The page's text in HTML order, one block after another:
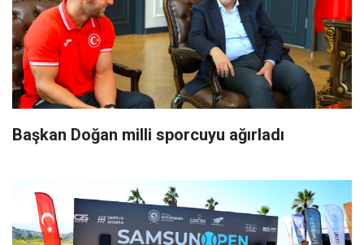
Başkan Doğan milli sporcuyu ağırladı